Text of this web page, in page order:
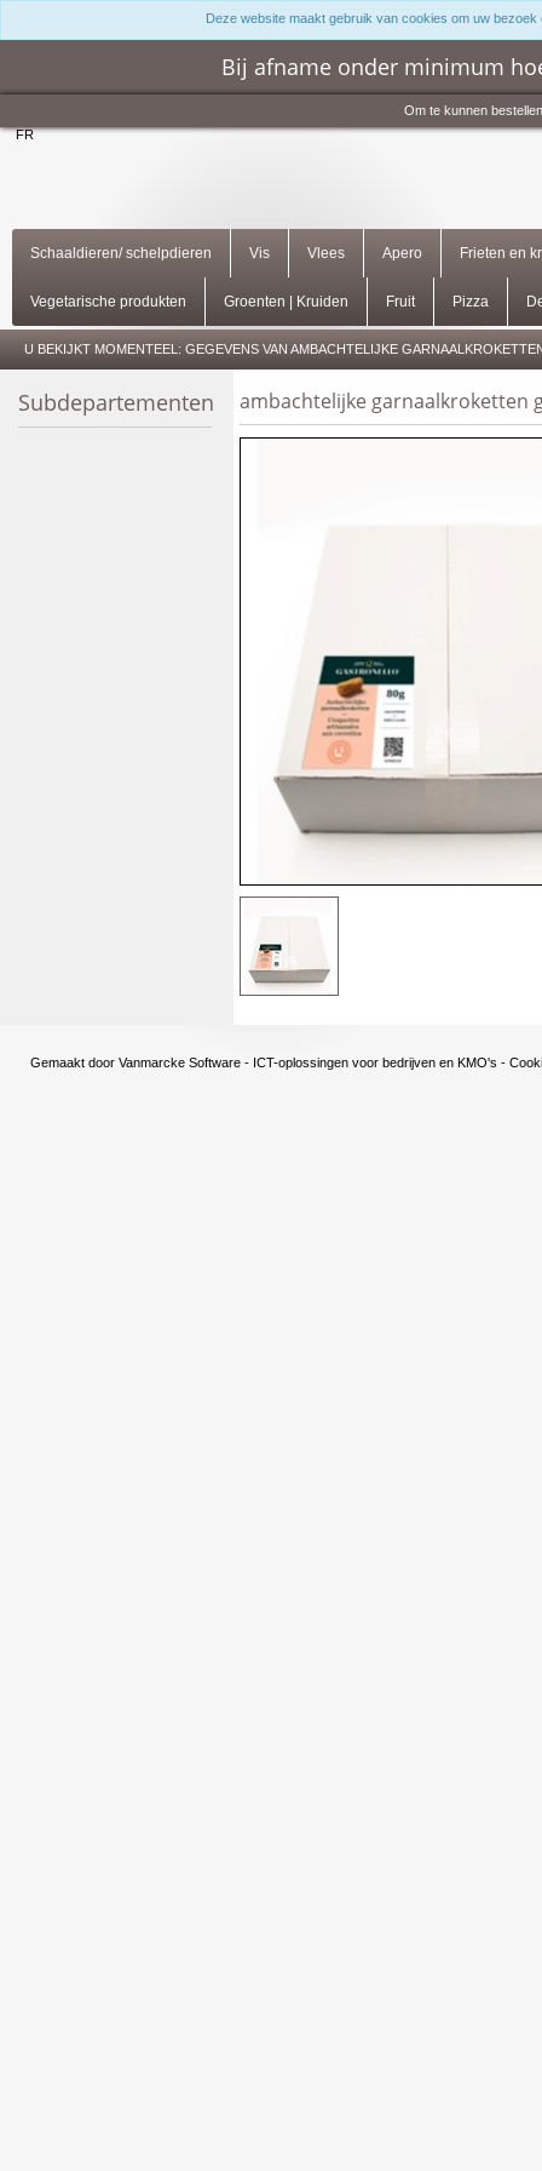
Deze website maakt gebruik van cookies om uw
Bij afname onder minimum
Om te kunnen
FR
Schaaldieren/ schelpdieren Vis Vlees Apero Frieten en
Vegetarische produkten Groenten | Kruiden Fruit Pizza
U BEKIJKT MOMENTEEL: GEGEVENS VAN AMBACHTELIJKE
Subdepartementen ambachtelijke garnaalkroketten
Gemaakt door Vanmarcke Software - ICT-oplossingen voor bedrijven en KMO's -